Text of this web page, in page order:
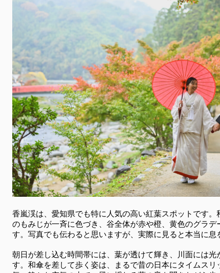
香嵐渓は、愛知県でも特に人気の高い紅葉スポットです。
のもみじが一斉に色づき、谷全体が赤や橙、黄色のグラデ
す。写真でも伝わると思いますが、実際に見ると本当に息
朝日が差し込む時間帯には、葉が透けて輝き、川面には光
す。和傘を差して歩く姿は、まるで昔の日本にタイムスリ